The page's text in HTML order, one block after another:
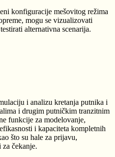
konfiguracije mešovitog režima
mogu se vizualizovati
alternativna scenarija.
i analizu kretanja putnika i
i drugim putničkim tranzitnim
funkcije za modelovanje,
i kapaciteta kompletnih
što su hale za prijavu,
čekanje.